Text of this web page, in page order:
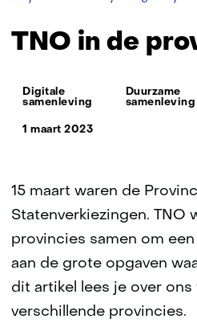
TNO in de
Thema:
Digitale
samenleving
Duurzame
samenleving
1 maart 2023
15 maart waren de
Statenverkiezingen. TNO
provincies samen om
aan de grote opgaven
dit artikel lees je over ons
verschillende provincies.